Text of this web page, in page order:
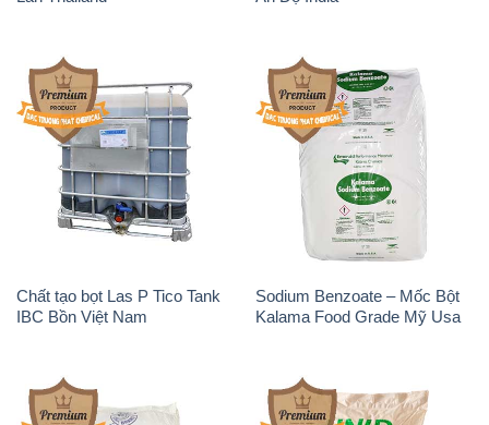
Chất tạo bọt Las P Tico Tank
IBC Bồn Việt Nam
Sodium Benzoate – Mốc Bột
Kalama Food Grade Mỹ Usa